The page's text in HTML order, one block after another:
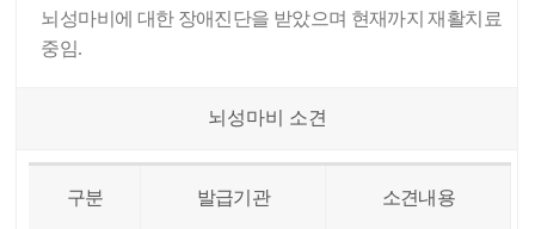
뇌성마비에 대한 장애진단을 받았으며 현재까지 재활치료
중임.
뇌성마비 소견
구분 발급기관 소견내용